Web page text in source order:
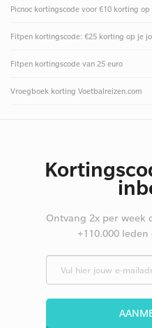
Picnoc kortingscode voor €10 korting
Fitpen kortingscode: €25 korting op je
Fitpen kortingscode van 25 euro
Vroegboek korting Voetbalreizen.com
Ontvang 2x per week
+110.000